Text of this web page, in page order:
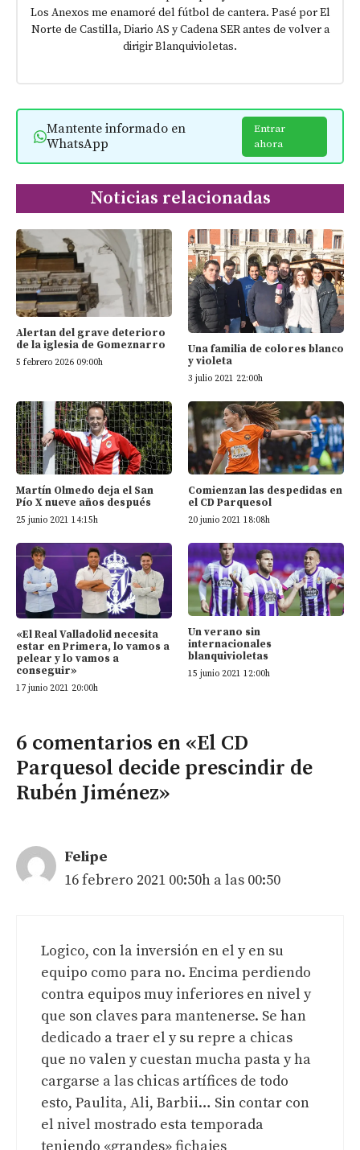
Los Anexos me enamoré del fútbol de cantera. Pasé por El
Norte de Castilla, Diario AS y Cadena SER antes de volver a
dirigir Blanquivioletas.
Mantente informado en
WhatsApp
Entrar
ahora
Noticias relacionadas
Alertan del grave deterioro
de la iglesia de Gomeznarro
5 febrero 2026 09:00h
Una familia de colores blanco
y violeta
3 julio 2021 22:00h
Martín Olmedo deja el San
Pío X nueve años después
25 junio 2021 14:15h
Comienzan las despedidas en
el CD Parquesol
20 junio 2021 18:08h
«El Real Valladolid necesita
estar en Primera, lo vamos a
pelear y lo vamos a
conseguir»
17 junio 2021 20:00h
Un verano sin
internacionales
blanquivioletas
15 junio 2021 12:00h
6 comentarios en «El CD
Parquesol decide prescindir de
Rubén Jiménez»
Felipe
16 febrero 2021 00:50h a las 00:50
Logico, con la inversión en el y en su
equipo como para no. Encima perdiendo
contra equipos muy inferiores en nivel y
que son claves para mantenerse. Se han
dedicado a traer el y su repre a chicas
que no valen y cuestan mucha pasta y ha
cargarse a las chicas artífices de todo
esto, Paulita, Ali, Barbii… Sin contar con
el nivel mostrado esta temporada
teniendo «grandes» fichajes